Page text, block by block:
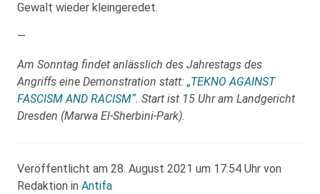
Gewalt wieder kleingeredet.
—
Am Sonntag findet anlässlich des Jahrestags des
Angriffs eine Demonstration statt: „TEKNO AGAINST
FASCISM AND RACISM“. Start ist 15 Uhr am Landgericht
Dresden (Marwa El-Sherbini-Park).
Veröffentlicht am 28. August 2021 um 17:54 Uhr von
Redaktion in Antifa